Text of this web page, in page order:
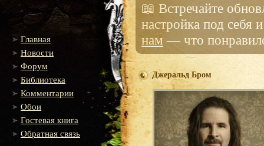
Главная
Новости
Форум
Библиотека
Комментарии
Обои
Гостевая книга
Обратная связь
📖 Встречайте
настройка под себя
нам — что
Джеральд Бром